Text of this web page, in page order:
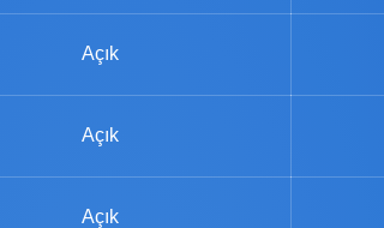
Açık
Açık
Açık